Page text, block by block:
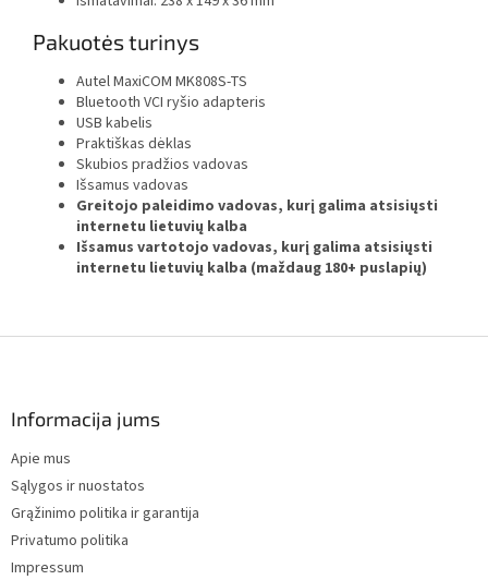
Pakuotės turinys
Autel MaxiCOM MK808S-TS
Bluetooth VCI ryšio adapteris
USB kabelis
Praktiškas dėklas
Skubios pradžios vadovas
Išsamus vadovas
Greitojo paleidimo vadovas, kurį galima atsisiųsti
internetu lietuvių kalba
Išsamus vartotojo vadovas, kurį galima atsisiųsti
internetu lietuvių kalba (maždaug 180+ puslapių)
Informacija jums
Apie mus
Sąlygos ir nuostatos
Grąžinimo politika ir garantija
Privatumo politika
Impressum